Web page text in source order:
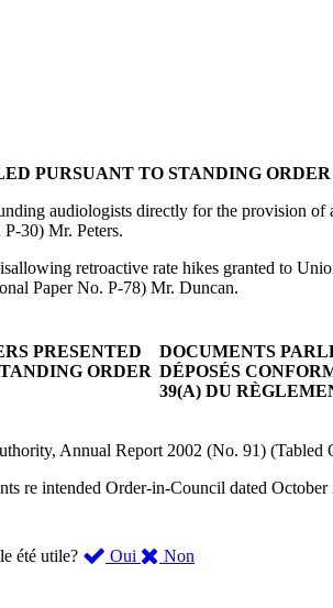
PURSUANT TO STANDING ORDER
audiologists directly for the provision of
30) Mr. Peters.
retroactive rate hikes granted to
Paper No. P-78) Mr. Duncan.
PRESENTED
ORDER
DOCUMENTS
DÉPOSÉS
39(A) DU
Annual Report 2002 (No. 91) (Tabled
re intended Order-in-Council dated
été utile? Oui ,
Non